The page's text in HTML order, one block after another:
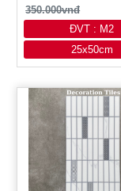
350.000vnđ
ĐVT : M2
25x50cm